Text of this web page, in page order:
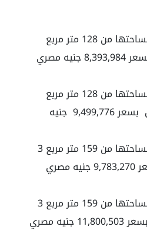
وحدة سكنية تبدأ مساحتها من 128 متر مربع
غرفتين نصف تشطيب بسعر 8,393,984 جنيه مصري
وحدة سكنية تبدأ مساحتها من 128 متر مربع
غرفتين مشطبة بالكامل بسعر 9,499,776 جنيه
وحدة سكنية تبدأ مساحتها من 159 متر مربع 3
غرف نصف تشطيب بسعر 9,783,270 جنيه مصري
وحدة سكنية تبدأ مساحتها من 159 متر مربع 3
غرف مشطبة بالكامل بسعر 11,800,503 جنيه مصري